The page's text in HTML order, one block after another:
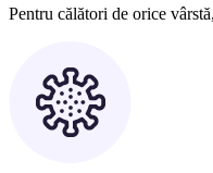
Pentru călători de orice